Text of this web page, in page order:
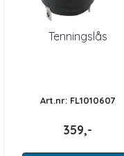
Tenningslås
Art.nr: FL1010607
359,-